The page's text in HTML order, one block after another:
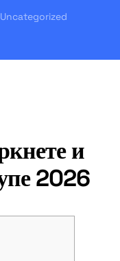
Uncategorized
и
2026